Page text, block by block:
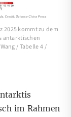
2025 kommt zu dem
antarktischen
/ Tabelle 4 /
im Rahmen